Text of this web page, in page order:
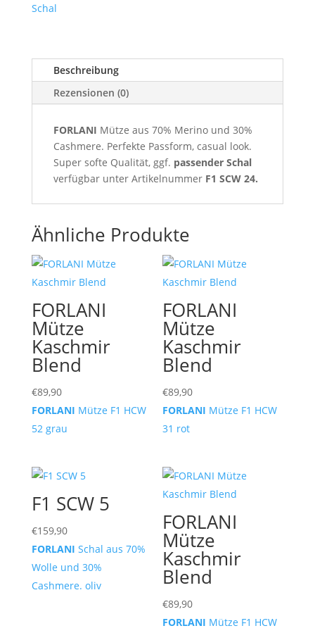
Schal
Beschreibung
Rezensionen (0)
FORLANI Mütze aus 70% Merino und 30%
Cashmere. Perfekte Passform, casual look.
Super softe Qualität, ggf. passender Schal
verfügbar unter Artikelnummer F1 SCW 24.
Ähnliche Produkte
FORLANI
Mütze
Kaschmir
Blend
€89,90
FORLANI Mütze F1 HCW
52 grau
FORLANI
Mütze
Kaschmir
Blend
€89,90
FORLANI Mütze F1 HCW
31 rot
F1 SCW 5
€159,90
FORLANI Schal aus 70%
Wolle und 30%
Cashmere. oliv
FORLANI
Mütze
Kaschmir
Blend
€89,90
FORLANI Mütze F1 HCW